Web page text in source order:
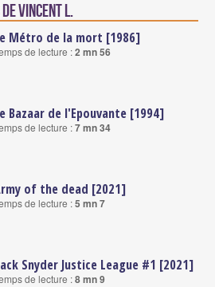
Vincent L.
Métro de la mort [1986]
de lecture :2 mn 56
Bazaar de l'Epouvante [1994]
de lecture :7 mn 34
of the dead [2021]
de lecture :5 mn 7
Snyder Justice League #1 [2021]
de lecture :8 mn 9